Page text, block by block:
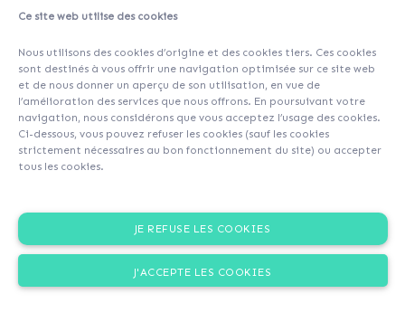
Ce site web utilise des cookies
Nous utilisons des cookies d’origine et des cookies tiers. Ces cookies
sont destinés à vous offrir une navigation optimisée sur ce site web
et de nous donner un aperçu de son utilisation, en vue de
l’amélioration des services que nous offrons. En poursuivant votre
navigation, nous considérons que vous acceptez l’usage des cookies.
Ci-dessous, vous pouvez refuser les cookies (sauf les cookies
strictement nécessaires au bon fonctionnement du site) ou accepter
tous les cookies.
JE REFUSE LES COOKIES
J'ACCEPTE LES COOKIES